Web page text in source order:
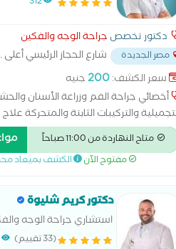
دكتور تخصص جراحة الوجه والفكين
مصر الجديدة شارع الحجاز الرئيسي أعلى
سعر الكشف:200جنيه
أخصائي جراحة الفم وزراعة الأسنان
والتركيبات الثابتة والمتحركة
حشو العصب علاج عصب الضروس
الأشعة السينية للأسنان التقويم
التقويم الشفاف التقويم المعدني الحارس
الأسنان بجهاز زوم تبييض الاسنان بالليزر
بالليزر تنظيف الاسنان من الجير
متاح النهاردة من 11:00 صباحاً
مفتوح الآن الكشف بميعاد
دكتور كريم شليوة
استشاري جراحة الوجه
والتجميل.
(33 تقييم)